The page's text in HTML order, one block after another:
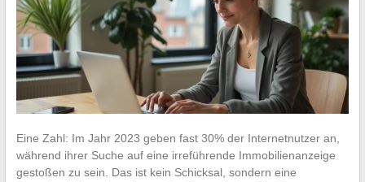
Eine Zahl: Im Jahr 2023 geben fast 30% der Internetnutzer an,
während ihrer Suche auf eine irreführende Immobilienanzeige
gestoßen zu sein. Das ist kein Schicksal, sondern eine